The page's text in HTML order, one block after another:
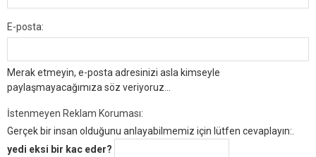
E-posta:
Merak etmeyin, e-posta adresinizi asla kimseyle
paylaşmayacağımıza söz veriyoruz...
İstenmeyen Reklam Koruması:
Gerçek bir insan olduğunu anlayabilmemiz için lütfen cevaplayın:.
yedi eksi bir kac eder?